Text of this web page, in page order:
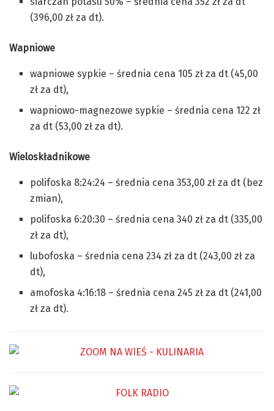
(396,00 zł za dt).
Wapniowe
wapniowe sypkie – średnia cena 105 zł za dt (45,00
zł za dt),
wapniowo-magnezowe sypkie – średnia cena 122 zł
za dt (53,00 zł za dt).
Wieloskładnikowe
polifoska 8:24:24 – średnia cena 353,00 zł za dt (bez
zmian),
polifoska 6:20:30 – średnia cena 340 zł za dt (335,00
zł za dt),
lubofoska – średnia cena 234 zł za dt (243,00 zł za
dt),
amofoska 4:16:18 – średnia cena 245 zł za dt (241,00
zł za dt).